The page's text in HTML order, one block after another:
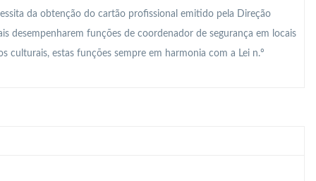
da obtenção do cartão profissional emitido pela Direção
desempenharem funções de coordenador de segurança em locais
culturais, estas funções sempre em harmonia com a Lei n.º